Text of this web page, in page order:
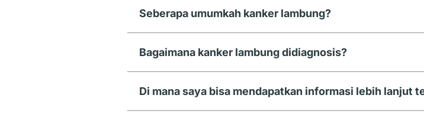
Seberapa umumkah kanker lambung?
Bagaimana kanker lambung didiagnosis?
Di mana saya bisa mendapatkan informasi lebih lanjut